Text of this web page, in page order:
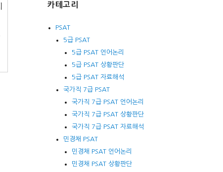
카테고리
PSAT
5급 PSAT
5급 PSAT 언어논리
5급 PSAT 상황판단
5급 PSAT 자료해석
국가직 7급 PSAT
국가직 7급 PSAT 언어논리
국가직 7급 PSAT 상황판단
국가직 7급 PSAT 자료해석
민경채 PSAT
민경채 PSAT 언어논리
민경채 PSAT 상황판단